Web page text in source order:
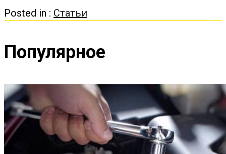
Posted in : Статьи
Популярное